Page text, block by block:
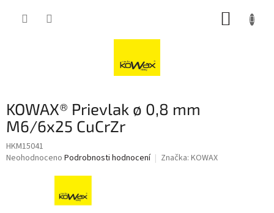
KOWAX® Prievlak ø 0,8 mm
M6/6x25 CuCrZr
HKM15041
Průměrné
Neohodnoceno Podrobnosti hodnocení Značka: KOWAX